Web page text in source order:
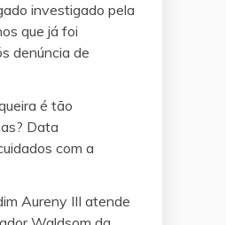
investigado pela
que já foi
denúncia de
é tão
Data
com a
Aureny III atende